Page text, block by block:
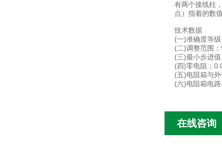
有两个接线柱
点）指着的数
技术数据
(一)准确度等
(二)调整范围
(三)最小步进
(四)零电阻：
(五)电阻箱与
(六)电阻箱电
在线咨询